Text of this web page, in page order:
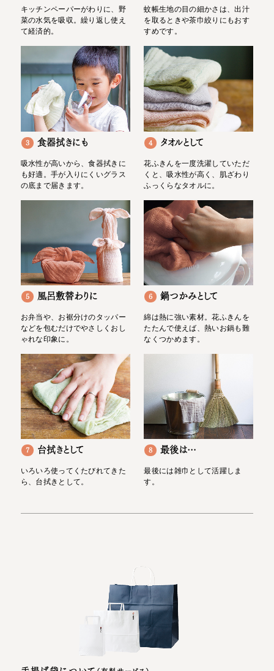
キッチンペーパーがわりに、野
菜の水気を吸収。繰り返し使え
て経済的。
蚊帳生地の目の細かさは、出汁
を取るときや茶巾絞りにもおす
すめです。
3 食器拭きにも
吸水性が高いから、食器拭きに
も好適。手が入りにくいグラス
の底まで届きます。
4 タオルとして
花ふきんを一度洗濯していただ
くと、吸水性が高く、肌ざわり
ふっくらなタオルに。
5 風呂敷替わりに
お弁当や、お裾分けのタッパー
などを包むだけでやさしくおし
ゃれな印象に。
6 鍋つかみとして
綿は熱に強い素材。花ふきんを
たたんで使えば、熱いお鍋も難
なくつかめます。
7 台拭きとして
いろいろ使ってくたびれてきた
ら、台拭きとして。
8 最後は…
最後には雑巾として活躍しま
す。